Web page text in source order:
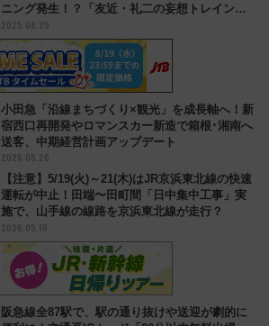
ニング発生！？「友近・礼二の妄想トレイン」
8/26放送内容は？
2025.08.25
小田急「沿線まちづくり×観光」を成長軸へ！新
宿西口再開発やロマンスカー新造で箱根･湘南へ
送客、中期経営計画アップデート
2026.05.26
【注意】5/19(火)～21(木)はJR京浜東北線の快速
運転が中止！田端〜田町間「日中集中工事」実
施で、山手線の線路を京浜東北線が走行？
2026.05.16
阪急線全87駅で、駅の通り抜けや送迎が劇的に